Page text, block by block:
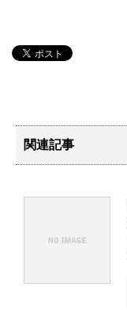
関連記事